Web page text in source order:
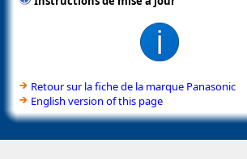
Retour sur la fiche de la marque Panasonic
English version of this page